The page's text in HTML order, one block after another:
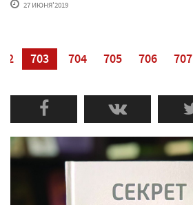
27 ИЮНЯ'2019
703 704 705 706 707